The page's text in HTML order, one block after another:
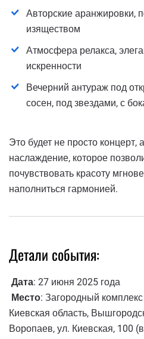
Авторские аранжировки,
изяществом
Атмосфера релакса,
искренности
Вечерний антураж под
сосен, под звездами, с
Это будет не просто концерт,
наслаждение, которое
почувствовать красоту
наполниться гармонией.
Детали события:
Дата: 27 июня 2025 года
Место: Загородный
Киевская область,
Воропаев, ул. Киевская, 100